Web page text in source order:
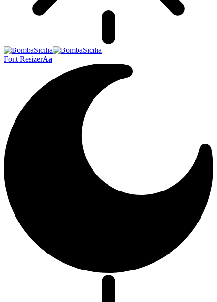
Font ResizerAa